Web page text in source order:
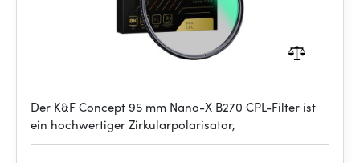
Der K&F Concept 95 mm Nano-X B270 CPL-Filter ist
ein hochwertiger Zirkularpolarisator,